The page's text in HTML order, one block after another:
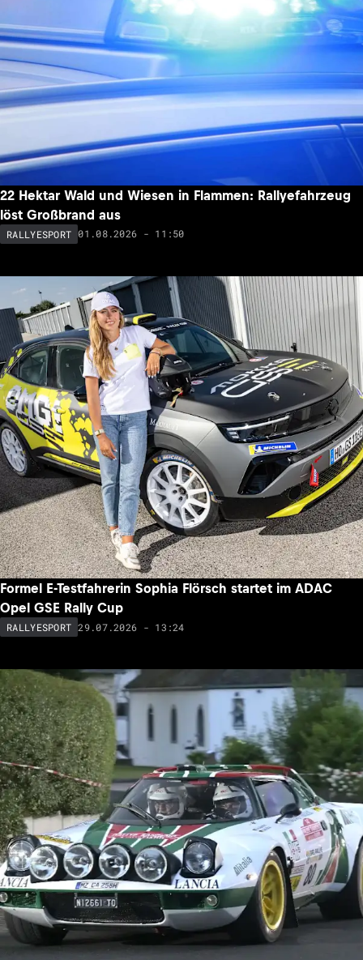
22 Hektar Wald und Wiesen in Flammen: Rallyefahrzeug
löst Großbrand aus
RALLYESPORT 01.08.2026 - 11:50
Formel E-Testfahrerin Sophia Flörsch startet im ADAC
Opel GSE Rally Cup
RALLYESPORT 29.07.2026 - 13:24